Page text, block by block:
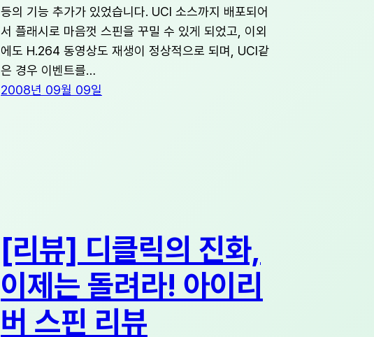
등의 기능 추가가 있었습니다. UCI 소스까지 배포되어
서 플래시로 마음껏 스핀을 꾸밀 수 있게 되었고, 이외
에도 H.264 동영상도 재생이 정상적으로 되며, UCI같
은 경우 이벤트를…
2008년 09월 09일
[리뷰] 디클릭의 진화,
이제는 돌려라! 아이리
버 스핀 리뷰